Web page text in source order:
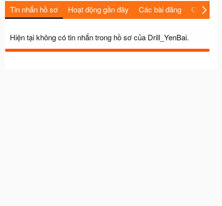
Tin nhắn hồ sơ Hoạt động gần đây Các bài đăng Giới thiệu
Hiện tại không có tin nhắn trong hồ sơ của Drill_YenBai.